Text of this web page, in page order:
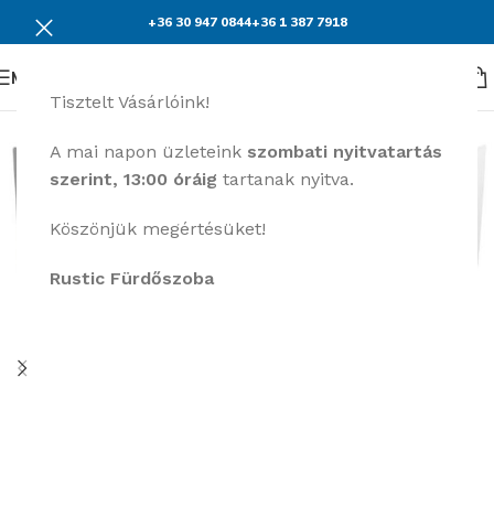
Tisztelt Vásárlóink!
A mai napon üzleteink szombati nyitvatartás
szerint, 13:00 óráig tartanak nyitva.
Köszönjük megértésüket!
Rustic Fürdőszoba
+36 30 947 0844+36 1 387 7918
Menü